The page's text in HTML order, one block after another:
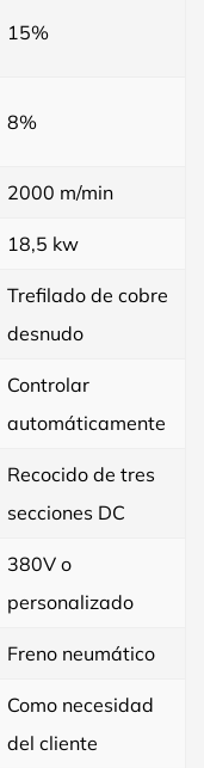
15%
8%
2000 m/min
18,5 kw
Trefilado de cobre
desnudo
Controlar
automáticamente
Recocido de tres
secciones DC
380V o
personalizado
Freno neumático
Como necesidad
del cliente